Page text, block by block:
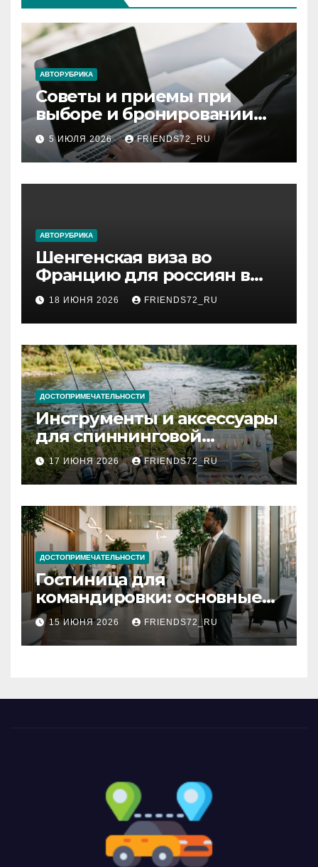
АВТОРУБРИКА
Советы и приемы при
выборе и бронировании
авиабилетов
5 ИЮЛЯ 2026 FRIENDS72_RU
АВТОРУБРИКА
Шенгенская виза во
Францию для россиян в
2026 году: сроки от 3 дней
и список необходимых
документов
18 ИЮНЯ 2026 FRIENDS72_RU
ДОСТОПРИМЕЧАТЕЛЬНОСТИ
Инструменты и аксессуары
для спиннинговой
рыбалки: назначение и
типы
17 ИЮНЯ 2026 FRIENDS72_RU
ДОСТОПРИМЕЧАТЕЛЬНОСТИ
Гостиница для
командировки: основные
критерии выбора
15 ИЮНЯ 2026 FRIENDS72_RU